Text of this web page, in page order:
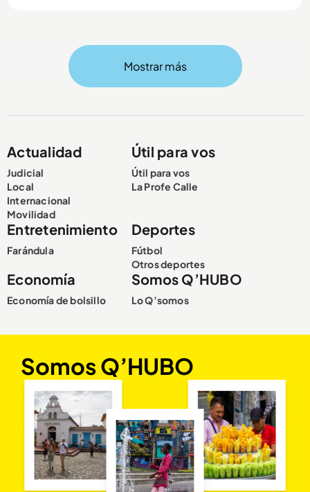
Mostrar más
Actualidad
Judicial
Local
Internacional
Movilidad
Útil para vos
Útil para vos
La Profe Calle
Entretenimiento
Farándula
Deportes
Fútbol
Otros deportes
Economía
Economía de bolsillo
Somos Q’HUBO
Lo Q’somos
Somos Q’HUBO